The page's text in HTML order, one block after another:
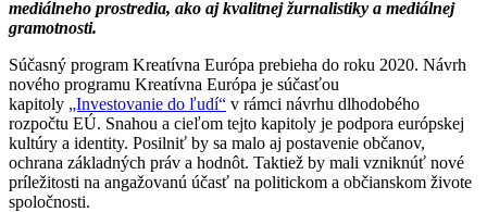
mediálneho prostredia, ako aj kvalitnej žurnalistiky a mediálnej
gramotnosti.
Súčasný program Kreatívna Európa prebieha do roku 2020. Návrh
nového programu Kreatívna Európa je súčasťou
kapitoly „Investovanie do ľudí“ v rámci návrhu dlhodobého
rozpočtu EÚ. Snahou a cieľom tejto kapitoly je podpora európskej
kultúry a identity. Posilniť by sa malo aj postavenie občanov,
ochrana základných práv a hodnôt. Taktiež by mali vzniknúť nové
príležitosti na angažovanú účasť na politickom a občianskom živote
spoločnosti.